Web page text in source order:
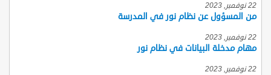
22 نوفمبر, 2023
من المسؤول عن نظام نور في المدرسة
22 نوفمبر, 2023
مهام مدخلة البيانات في نظام نور
22 نوفمبر, 2023